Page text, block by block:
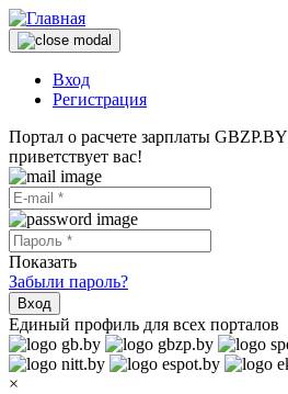
Вход
Регистрация
Портал о расчете зарплаты GBZP.BY
приветствует вас!
Показать
Забыли пароль?
Вход
Единый профиль для всех порталов
×